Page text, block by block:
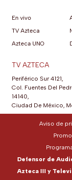
En vivo
TV Azteca
Azteca UNO
TV AZTECA
Periférico Sur 4121,
Col. Fuentes Del
14140,
Ciudad De México,
Aviso de
Defensor de
Azteca III y